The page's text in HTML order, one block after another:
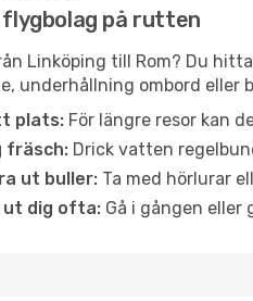
flygbolag på rutten
Linköping till Rom? Du
underhållning ombord eller
plats: För längre resor kan
fräsch: Drick vatten
ut buller: Ta med hörlurar
dig ofta: Gå i gången